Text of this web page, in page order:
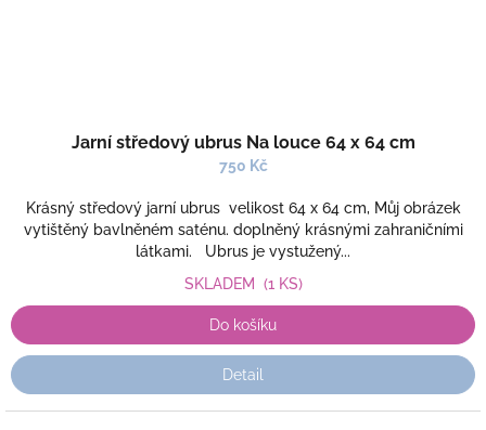
Jarní středový ubrus Na louce 64 x 64 cm
750 Kč
Krásný středový jarní ubrus velikost 64 x 64 cm, Můj obrázek
vytištěný bavlněném saténu. doplněný krásnými zahraničními
látkami. Ubrus je vystužený...
SKLADEM (1 KS)
Do košíku
Detail